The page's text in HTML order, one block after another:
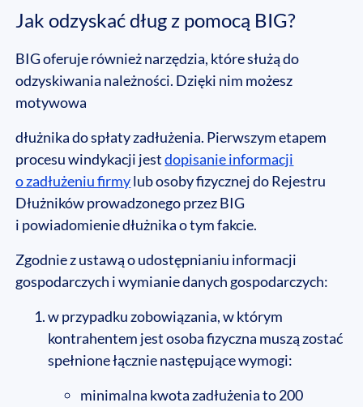
Jak odzyskać dług z pomocą BIG?
BIG oferuje również narzędzia, które służą do
odzyskiwania należności. Dzięki nim możesz
motywowa
dłużnika do spłaty zadłużenia. Pierwszym etapem
procesu windykacji jestdopisanie informacji
o zadłużeniu firmylub osoby fizycznej do Rejestru
Dłużników prowadzonego przez BIG
i powiadomienie dłużnika o tym fakcie.
Zgodnie z ustawą o udostępnianiu informacji
gospodarczych i wymianie danych gospodarczych:
w przypadku zobowiązania, w którym
kontrahentem jest osoba fizyczna muszą zostać
spełnione łącznie następujące wymogi:
minimalna kwota zadłużenia to 200